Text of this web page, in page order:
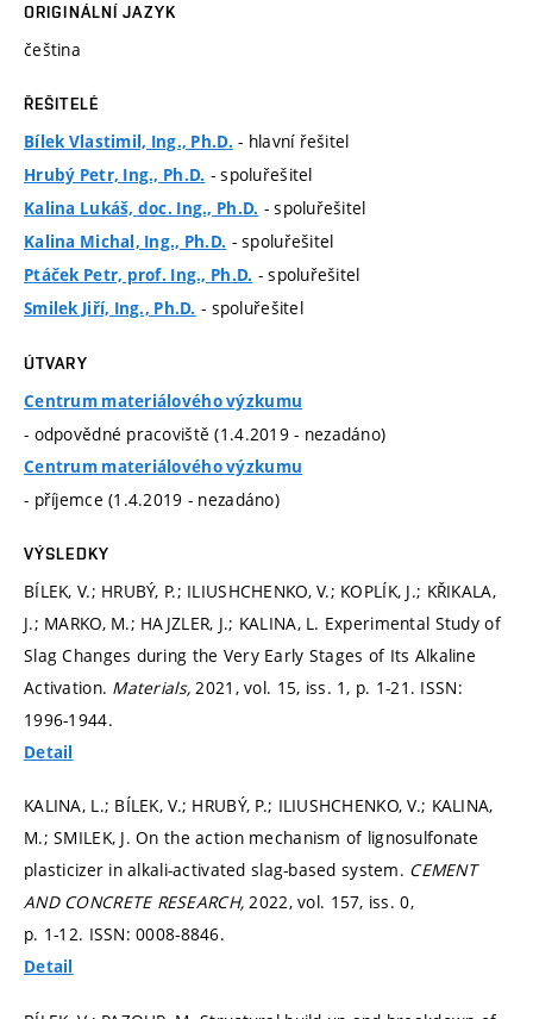
ORIGINÁLNÍ JAZYK
čeština
ŘEŠITELÉ
Bílek Vlastimil, Ing., Ph.D. - hlavní řešitel
Hrubý Petr, Ing., Ph.D. - spoluřešitel
Kalina Lukáš, doc. Ing., Ph.D. - spoluřešitel
Kalina Michal, Ing., Ph.D. - spoluřešitel
Ptáček Petr, prof. Ing., Ph.D. - spoluřešitel
Smilek Jiří, Ing., Ph.D. - spoluřešitel
ÚTVARY
Centrum materiálového výzkumu
- odpovědné pracoviště (1.4.2019 - nezadáno)
Centrum materiálového výzkumu
- příjemce (1.4.2019 - nezadáno)
VÝSLEDKY
BÍLEK, V.; HRUBÝ, P.; ILIUSHCHENKO, V.; KOPLÍK, J.; KŘIKALA,
J.; MARKO, M.; HAJZLER, J.; KALINA, L. Experimental Study of
Slag Changes during the Very Early Stages of Its Alkaline
Activation. Materials, 2021, vol. 15, iss. 1, p. 1-21. ISSN:
1996-1944.
Detail
KALINA, L.; BÍLEK, V.; HRUBÝ, P.; ILIUSHCHENKO, V.; KALINA,
M.; SMILEK, J. On the action mechanism of lignosulfonate
plasticizer in alkali-activated slag-based system. CEMENT
AND CONCRETE RESEARCH,2022, vol. 157, iss. 0,
p. 1-12. ISSN: 0008-8846.
Detail